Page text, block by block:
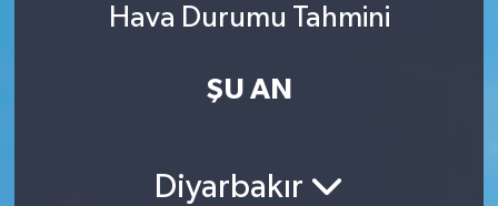
Hava Durumu Tahmini
ŞU AN
Diyarbakır
Kültür-Sanat
Son Dakika Haberleri